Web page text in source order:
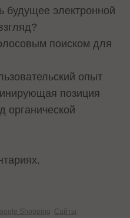
будущее электронной
поиском для
опыт
позиция
органической
Shopping Сайты